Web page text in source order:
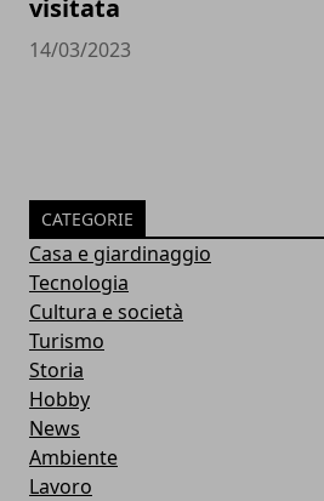
visitata
14/03/2023
CATEGORIE
Casa e giardinaggio
Tecnologia
Cultura e società
Turismo
Storia
Hobby
News
Ambiente
Lavoro